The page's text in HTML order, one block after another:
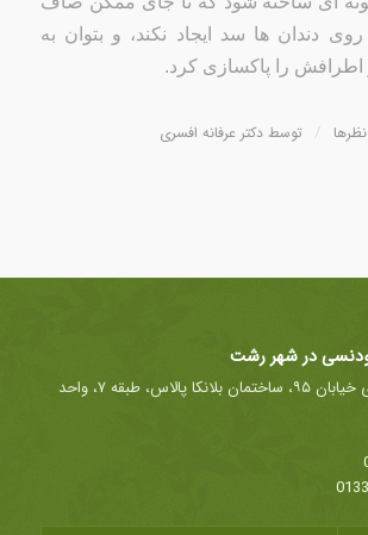
دندان ها سد ایجاد نکند، و بتوان به
را پاکسازی کرد.
/ توسط دکتر عرفانه افسری
در شهر رشت
خیابان گلسار، روبروی خیابان ۹۵، ساختمان بلانکا پالاس، طبقه ۷، واحد